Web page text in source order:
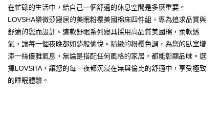
運送方式
宅配
每筆NT$120，滿NT$3,000(含以上)免運費
在忙碌的生活中，給自己一個舒適的休息空間是多麼重要。
LOVSHA樂微莎寢居的美眠粉櫻美國棉床四件組，專為追求品質與
舒適的您而設計。這款舒眠系列寢具採用高品質美國棉，柔軟透
氣，讓每一個夜晚都如夢般愉悅。精緻的粉櫻色調，為您的臥室增
添一絲優雅氣息，無論是搭配任何風格的家居，都能彰顯品味。選
擇LOVSHA，讓您的每一夜都沉浸在無與倫比的舒適中，享受極致
的睡眠體驗。